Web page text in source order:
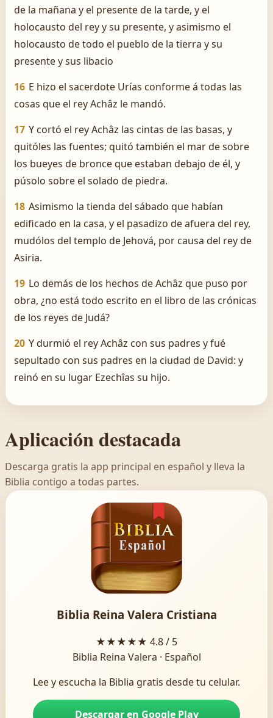
de la mañana y el presente de la tarde, y el
holocausto del rey y su presente, y asimismo el
holocausto de todo el pueblo de la tierra y su
presente y sus libacio
16 E hizo el sacerdote Urías conforme á todas las
cosas que el rey Achâz le mandó.
17 Y cortó el rey Achâz las cintas de las basas, y
quitóles las fuentes; quitó también el mar de sobre
los bueyes de bronce que estaban debajo de él, y
púsolo sobre el solado de piedra.
18 Asimismo la tienda del sábado que habían
edificado en la casa, y el pasadizo de afuera del rey,
mudólos del templo de Jehová, por causa del rey de
Asiria.
19 Lo demás de los hechos de Achâz que puso por
obra, ¿no está todo escrito en el libro de las crónicas
de los reyes de Judá?
20 Y durmió el rey Achâz con sus padres y fué
sepultado con sus padres en la ciudad de David: y
reinó en su lugar Ezechîas su hijo.
Aplicación destacada
Descarga gratis la app principal en español y lleva la
Biblia contigo a todas partes.
Biblia Reina Valera Cristiana
★★★★★ 4.8 / 5
Biblia Reina Valera · Español
Lee y escucha la Biblia gratis desde tu celular.
Descargar en Google Play